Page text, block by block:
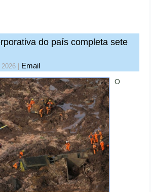
do país completa sete
| Email
O